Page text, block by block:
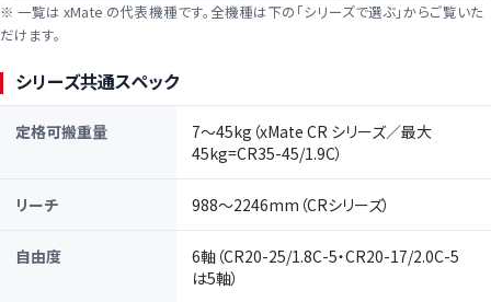
※ 一覧は xMate の代表機種です。全機種は下の「シリーズで選ぶ」からご覧いた
だけます。
シリーズ共通スペック
定格可搬重量
7〜45kg（xMate CR シリーズ／最大
45kg=CR35-45/1.9C）
リーチ 988〜2246mm（CRシリーズ）
自由度
6軸（CR20-25/1.8C-5・CR20-17/2.0C-5
は5軸）